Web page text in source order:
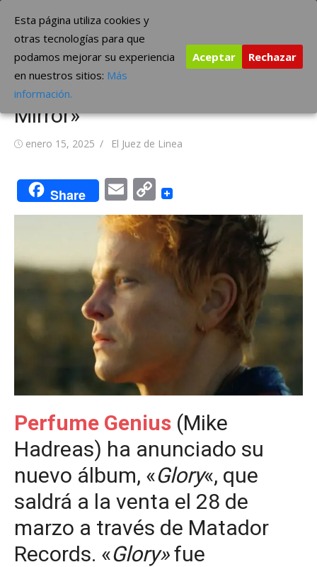
contenido
The Borderline Music
Perfume Genius anuncia
álbum, ‘Glory’ y adelanta «It’s a
Mirror»
Publicada
enero 15, 2025 Autor
El Juez de Linea
Share EmailCopy
Link
Perfume Genius (Mike
Hadreas) ha anunciado su
nuevo álbum, «Glory«, que
saldrá a la venta el 28 de
marzo a través de Matador
Records. «Glory»fue
Esta página utiliza cookies y
otras tecnologías para que
podamos mejorar su experiencia
en nuestros sitios: Más
información.
Aceptar Rechazar